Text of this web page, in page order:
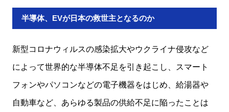
半導体、EVが日本の救世主となるのか
新型コロナウィルスの感染拡大やウクライナ侵攻など
によって世界的な半導体不足を引き起こし、スマート
フォンやパソコンなどの電子機器をはじめ、給湯器や
自動車など、あらゆる製品の供給不足に陥ったことは